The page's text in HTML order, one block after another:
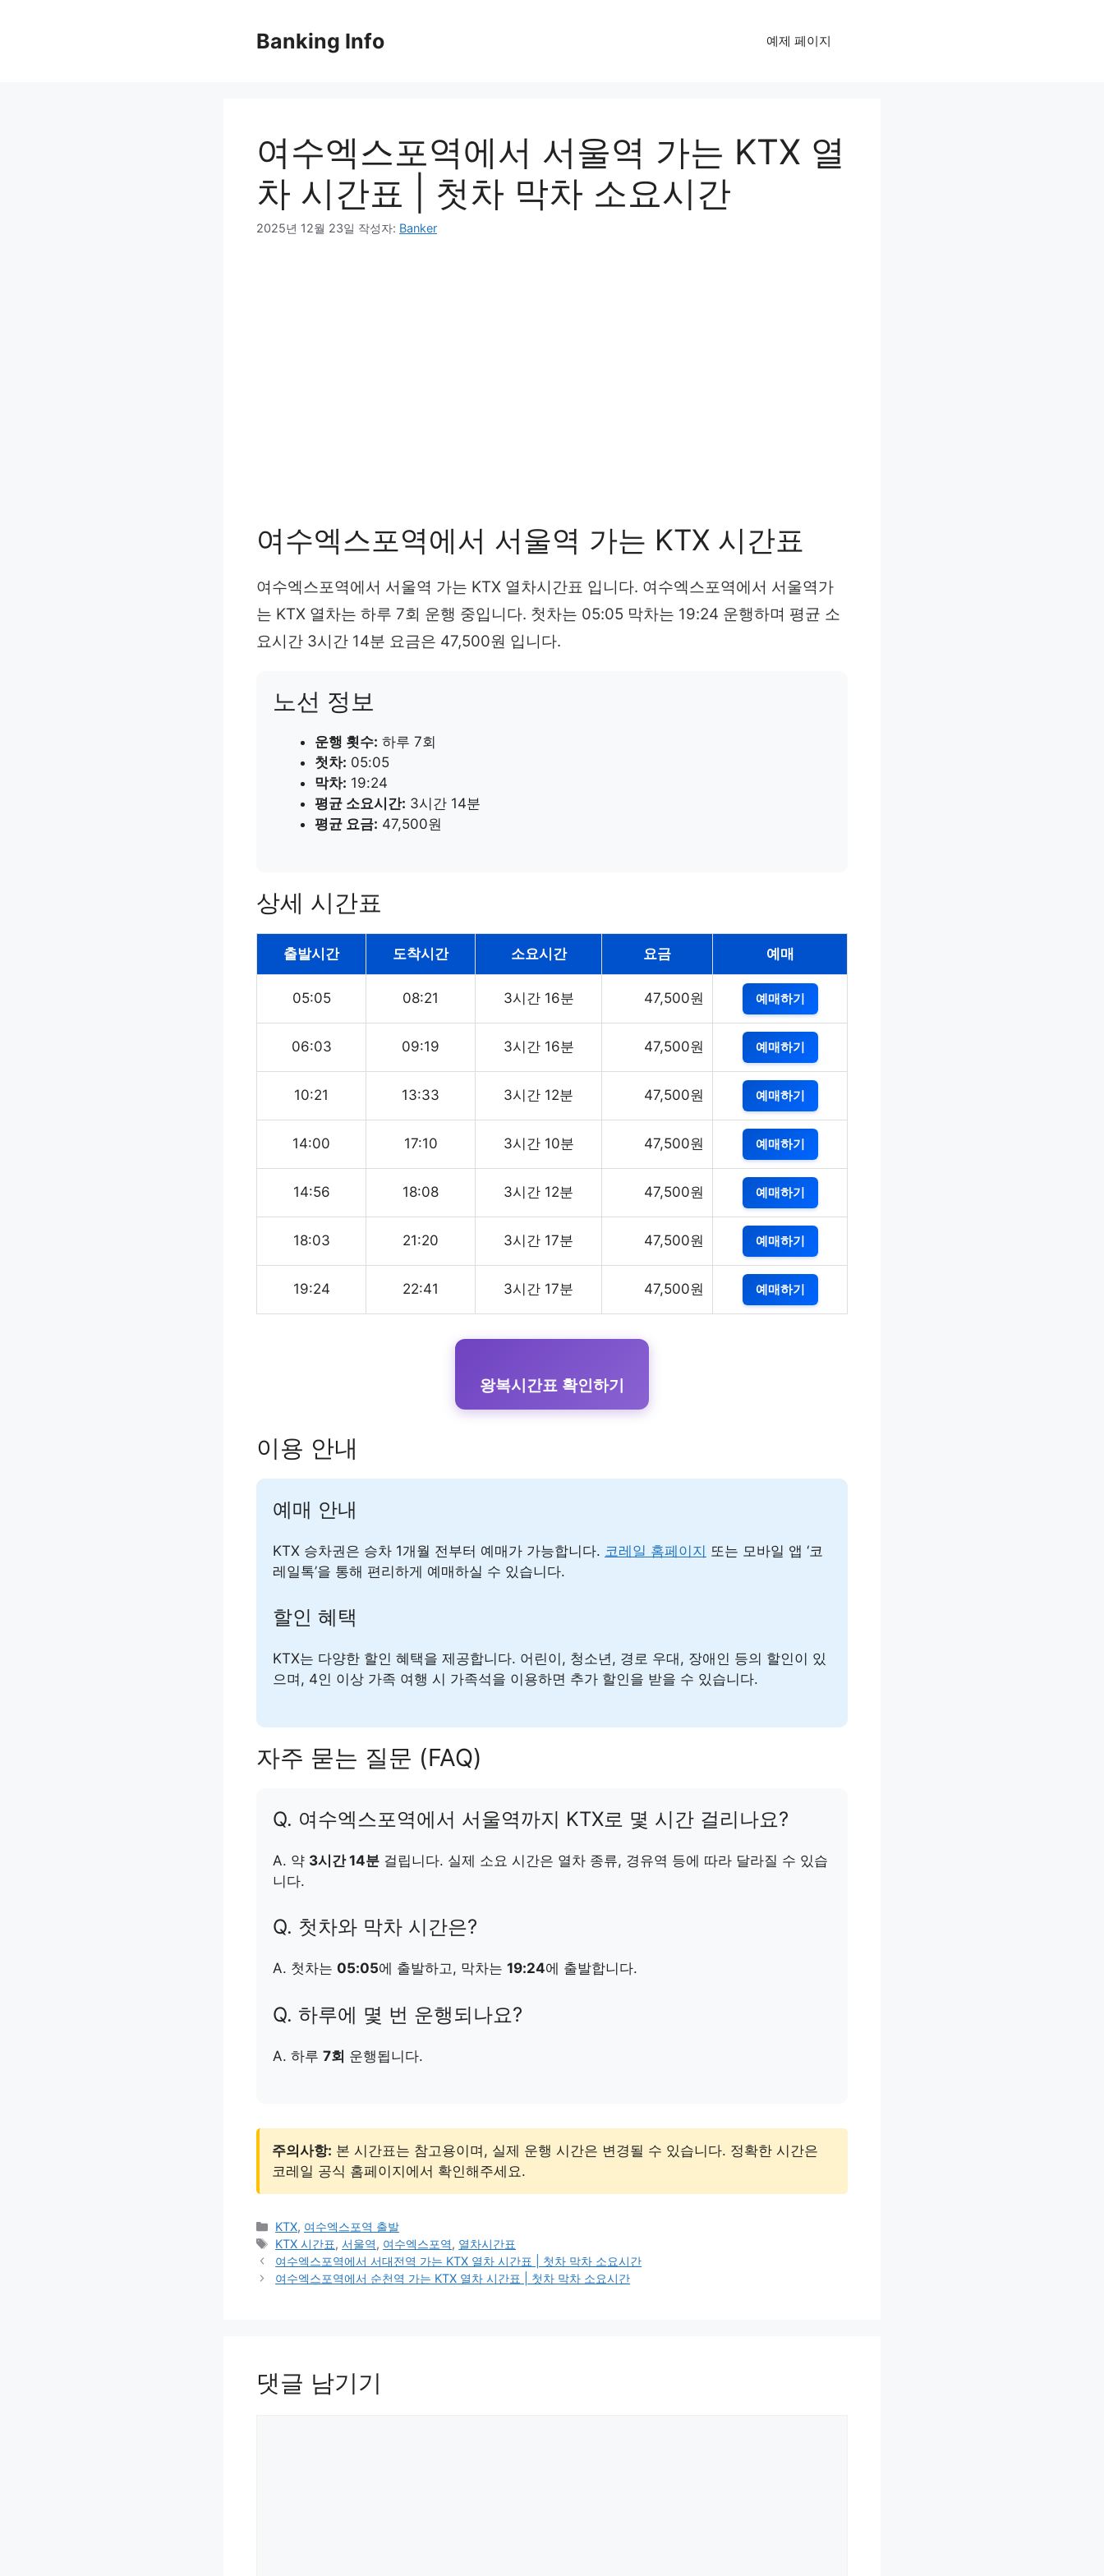
Banking Info 예제 페이지
여수엑스포역에서 서울역 가는 KTX 열
차 시간표 | 첫차 막차 소요시간
2025년 12월 23일 작성자: Banker
여수엑스포역에서 서울역 가는 KTX 시간표
여수엑스포역에서 서울역 가는 KTX 열차시간표 입니다. 여수엑스포역에서 서울역가
는 KTX 열차는 하루 7회 운행 중입니다. 첫차는 05:05 막차는 19:24 운행하며 평균 소
요시간 3시간 14분 요금은 47,500원 입니다.
노선 정보
운행 횟수: 하루 7회
첫차: 05:05
막차: 19:24
평균 소요시간: 3시간 14분
평균 요금: 47,500원
상세 시간표
출발시간 도착시간 소요시간 요금 예매
05:05 08:21 3시간 16분 47,500원 예매하기
06:03 09:19 3시간 16분 47,500원 예매하기
10:21 13:33 3시간 12분 47,500원 예매하기
14:00 17:10 3시간 10분 47,500원 예매하기
14:56 18:08 3시간 12분 47,500원 예매하기
18:03 21:20 3시간 17분 47,500원 예매하기
19:24 22:41 3시간 17분 47,500원 예매하기
왕복시간표 확인하기
이용 안내
예매 안내
KTX 승차권은 승차 1개월 전부터 예매가 가능합니다. 코레일 홈페이지 또는 모바일 앱 ‘코
레일톡’을 통해 편리하게 예매하실 수 있습니다.
할인 혜택
KTX는 다양한 할인 혜택을 제공합니다. 어린이, 청소년, 경로 우대, 장애인 등의 할인이 있
으며, 4인 이상 가족 여행 시 가족석을 이용하면 추가 할인을 받을 수 있습니다.
자주 묻는 질문 (FAQ)
Q. 여수엑스포역에서 서울역까지 KTX로 몇 시간 걸리나요?
A. 약 3시간 14분 걸립니다. 실제 소요 시간은 열차 종류, 경유역 등에 따라 달라질 수 있습
니다.
Q. 첫차와 막차 시간은?
A. 첫차는 05:05에 출발하고, 막차는 19:24에 출발합니다.
Q. 하루에 몇 번 운행되나요?
A. 하루 7회 운행됩니다.
주의사항: 본 시간표는 참고용이며, 실제 운행 시간은 변경될 수 있습니다. 정확한 시간은
코레일 공식 홈페이지에서 확인해주세요.
카
테
고
리
KTX, 여수엑스포역 출발
태
그
KTX 시간표,서울역, 여수엑스포역, 열차시간표
여수엑스포역에서 서대전역 가는 KTX 열차 시간표 | 첫차 막차 소요시간
여수엑스포역에서 순천역 가는 KTX 열차 시간표 | 첫차 막차 소요시간
댓글 남기기